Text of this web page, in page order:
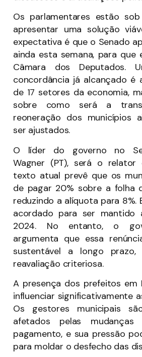
Os parlamentares estão
apresentar uma solução
expectativa é que o Senado
ainda esta semana, para que
Câmara dos Deputados.
concordância já alcançado é
de 17 setores da economia,
sobre como será a
reoneração dos municípios
ser ajustados.
O líder do governo no
Wagner (PT), será o
texto atual prevê que os
de pagar 20% sobre a folha
reduzindo a alíquota para 8%.
acordado para ser
2024. No entanto, o
argumenta que essa
sustentável a longo prazo,
reavaliação criteriosa.
A presença dos prefeitos em
influenciar significativamente
Os gestores municipais
afetados pelas
pagamento, e sua pressão
para moldar o desfecho das